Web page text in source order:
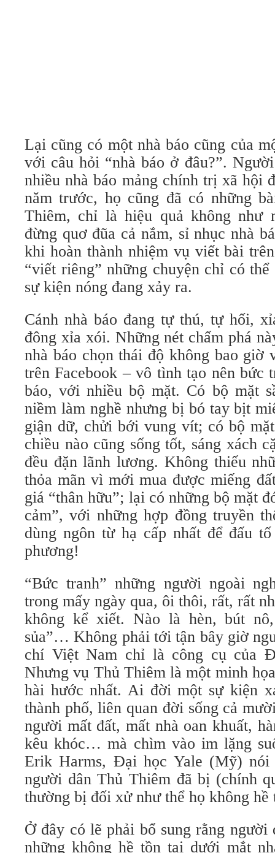
Lại cũng có một nhà báo cũng của
với câu hỏi “nhà báo ở đâu?”.
nhiều nhà báo mảng chính trị xã hội
năm trước, họ cũng đã có những
Thiêm, chỉ là hiệu quả không như
đừng quơ đũa cả nắm, sỉ nhục nhà
khi hoàn thành nhiệm vụ viết bài
“viết riêng” những chuyện chỉ có
sự kiện nóng đang xảy ra.
Cánh nhà báo đang tự thú, tự hối,
đông xỉa xói. Những nét chấm phá
nhà báo chọn thái độ không bao giờ
trên Facebook – vô tình tạo nên bức
báo, với nhiều bộ mặt. Có bộ mặt
niềm làm nghề nhưng bị bó tay bịt
giận dữ, chửi bới vung vít; có bộ
chiều nào cũng sống tốt, sáng xách
đều đặn lãnh lương. Không thiếu
thỏa mãn vì mới mua được miếng
giá “thân hữu”; lại có những bộ mặt
cảm”, với những hợp đồng truyền
dùng ngôn từ hạ cấp nhất để đấu
phương!
“Bức tranh” những người ngoài
trong mấy ngày qua, ôi thôi, rất, rất
không kể xiết. Nào là hèn, bút
sủa”… Không phải tới tận bây giờ
chí Việt Nam chỉ là công cụ của
Nhưng vụ Thủ Thiêm là một minh
hài hước nhất. Ai đời một sự kiện
thành phố, liên quan đời sống cả
người mất đất, mất nhà oan khuất,
kêu khóc… mà chìm vào im lặng
Erik Harms, Đại học Yale (Mỹ)
người dân Thủ Thiêm đã bị (chính
thường bị đối xử như thể họ không hề
Ở đây có lẽ phải bổ sung rằng người
những không hề tồn tại dưới mắt